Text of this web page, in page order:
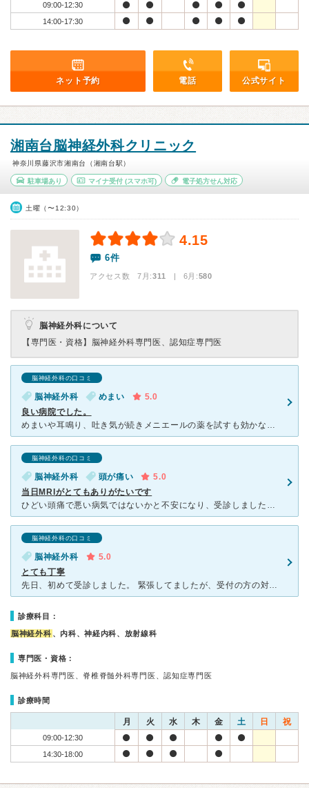
09:00-12:30
14:00-17:30
ネット予約 電話 公式サイト
湘南台脳神経外科クリニック
神奈川県藤沢市湘南台（湘南台駅）
駐車場あり マイナ受付(スマホ可) 電子処方せん対応
土曜（〜12:30）
4.15
6件
アクセス数 7月:311 | 6月:580
脳神経外科について
【専門医・資格】 脳神経外科専門医、認知症専門医
脳神経外科の口コミ
脳神経外科 めまい
5.0
良い病院でした。
めまいや耳鳴り、吐き気が続きメニエールの薬を試すも効かなかった旨をかかりつけ医に相談したらこちらに紹介状が出たので行って来ました。 院内はとても落ち着いた雰囲気で綺麗な花と絵画が飾られていました。
脳神経外科の口コミ
脳神経外科 頭が痛い
5.0
当日MRIがとてもありがたいです
ひどい頭痛で悪い病気ではないかと不安になり、受診しました。 先生はお忙しい中でも丁寧に話を聞いてくださり、症状から危ないものではないと思うけれどもMRIを撮りましょうねと言ってくださり、結果もすぐに
脳神経外科の口コミ
脳神経外科
5.0
とても丁寧
先日、初めて受診しました。 緊張してましたが、受付の方の対応病院の雰囲気がとても良かったです。 また、先生もよく話を細かく聞いてくださって、 検査もすぐに受けることが出来ました。 検査担当の方
診療科目：
脳神経外科 、内科、神経内科、放射線科
専門医・資格：
脳神経外科専門医、脊椎脊髄外科専門医、認知症専門医
診療時間
月 火 水 木 金 土 日 祝
09:00-12:30
14:30-18:00